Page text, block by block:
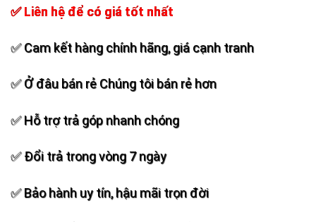
✅ Liên hệ để có giá tốt nhất
✅ Cam kết hàng chính hãng, giá cạnh tranh
✅ Ở đâu bán rẻ Chúng tôi bán rẻ hơn
✅ Hỗ trợ trả góp nhanh chóng
✅ Đổi trả trong vòng 7 ngày
✅ Bảo hành uy tín, hậu mãi trọn đời